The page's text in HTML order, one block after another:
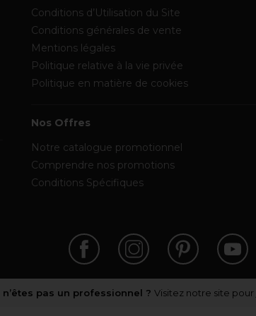
Conditions d’Utilisation du Site
Conditions générales de vente
Mentions légales
Politique relative à la vie privée
Politique en matière de cookies
Nos Offres
Notre catalogue promotionnel
Comprendre nos promotions
Conditions Spécifiques
n’êtes pas un professionnel ? Visitez notre site pour